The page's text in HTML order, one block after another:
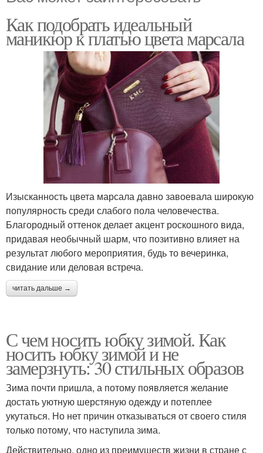
Как подобрать идеальный
маникюр к платью цвета марсала
Изысканность цвета марсала давно завоевала широкую
популярность среди слабого пола человечества.
Благородный оттенок делает акцент роскошного вида,
придавая необычный шарм, что позитивно влияет на
результат любого мероприятия, будь то вечеринка,
свидание или деловая встреча.
читать дальше →
С чем носить юбку зимой. Как
носить юбку зимой и не
замерзнуть: 30 стильных образов
Зима почти пришла, а потому появляется желание
достать уютную шерстяную одежду и потеплее
укутаться. Но нет причин отказываться от своего стиля
только потому, что наступила зима.
Действительно, одно из преимуществ жизни в стране с